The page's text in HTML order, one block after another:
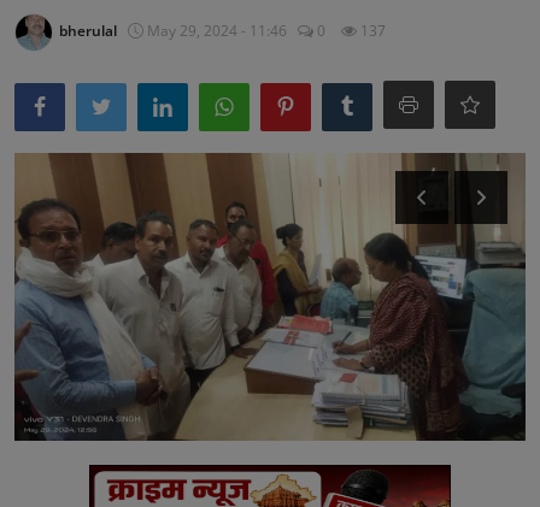
अनूपगढ़
राजस्थान
भीलवाड़ा
bherulal May 29, 2024 - 11:46 0 137